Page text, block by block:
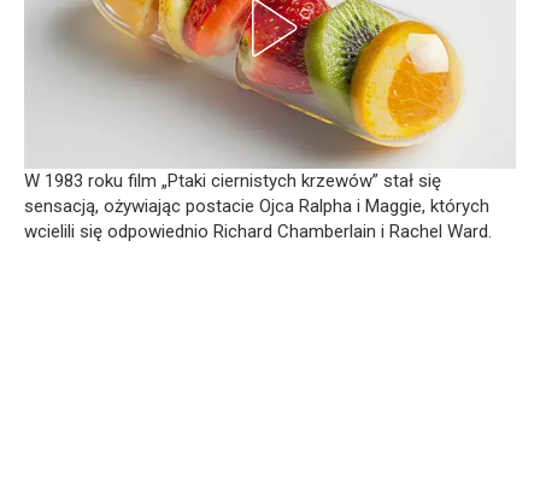
W 1983 roku film „Ptaki ciernistych krzewów” stał się
sensacją, ożywiając postacie Ojca Ralpha i Maggie, których
wcielili się odpowiednio Richard Chamberlain i Rachel Ward.